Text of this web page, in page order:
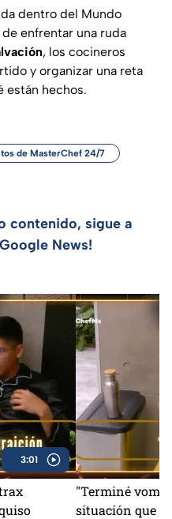
dentro del Mundo
enfrentar una ruda
, los cocineros
y organizar una reta
están hechos.
de MasterChef 24/7
contenido, sigue a
News!
3:01
"Terminé
situación que